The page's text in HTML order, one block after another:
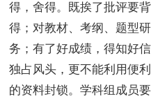
得，舍得。既挨了批评要
得；对教材、考纲、题型
务；有了好成绩，得知好
独占风头，更不能利用便
的资料封锁。学科组成员